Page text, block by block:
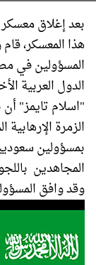
بعد إغلاق
هذا المعسكر،
المسؤولين في
الدول العربية
"اسلام تايمز"
الزمرة
بمسؤولين
المجاهدين
وقد وافق